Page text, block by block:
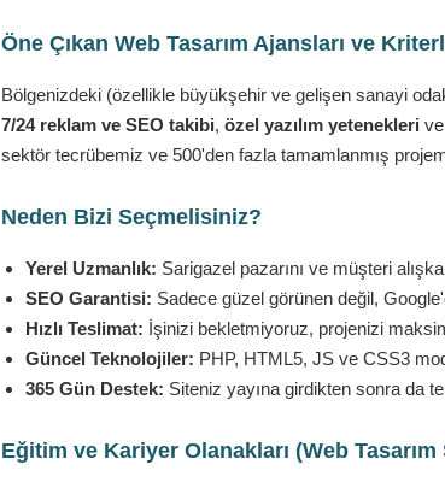
Öne Çıkan Web Tasarım Ajansları ve
Bölgenizdeki (özellikle büyükşehir ve gelişen sanayi
7/24 reklam ve SEO takibi, özel yazılım yetenekleri
sektör tecrübemiz ve 500'den fazla tamamlanmış
Neden Bizi Seçmelisiniz?
Yerel Uzmanlık: Sarigazel pazarını ve müşteri
SEO Garantisi: Sadece güzel görünen değil,
Hızlı Teslimat: İşinizi bekletmiyoruz, projenizi
Güncel Teknolojiler: PHP, HTML5, JS ve CSS3
365 Gün Destek: Siteniz yayına girdikten sonra da
Eğitim ve Kariyer Olanakları (Web Tasarım